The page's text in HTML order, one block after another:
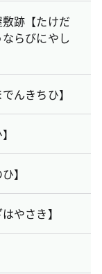
跡【たけだ
らびにやし
んきちひ】
】
やさき】